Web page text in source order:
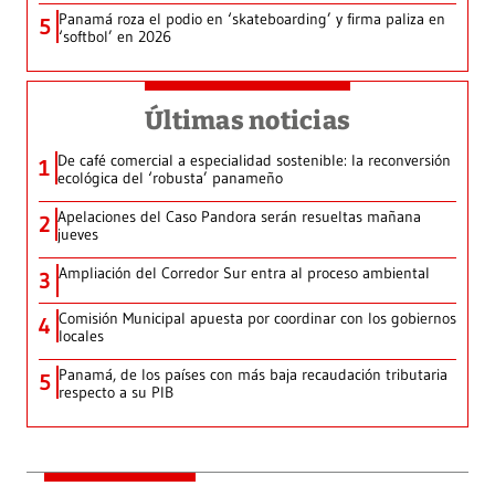
5 Panamá roza el podio en ‘skateboarding’ y firma paliza en
‘softbol’ en 2026
Últimas noticias
1 De café comercial a especialidad sostenible: la reconversión
ecológica del ‘robusta’ panameño
2 Apelaciones del Caso Pandora serán resueltas mañana
jueves
3 Ampliación del Corredor Sur entra al proceso ambiental
4 Comisión Municipal apuesta por coordinar con los gobiernos
locales
5 Panamá, de los países con más baja recaudación tributaria
respecto a su PIB